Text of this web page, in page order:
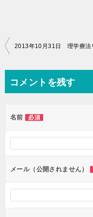
投
ビ
ー
シ
ン
コメントを残す
名前 必須
メール（公開されません）